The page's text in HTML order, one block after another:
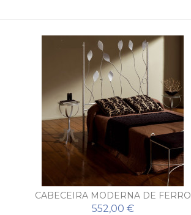
CABECEIRA MODERNA DE FERRO
FORJADO ALEJANDRA
552,00 €